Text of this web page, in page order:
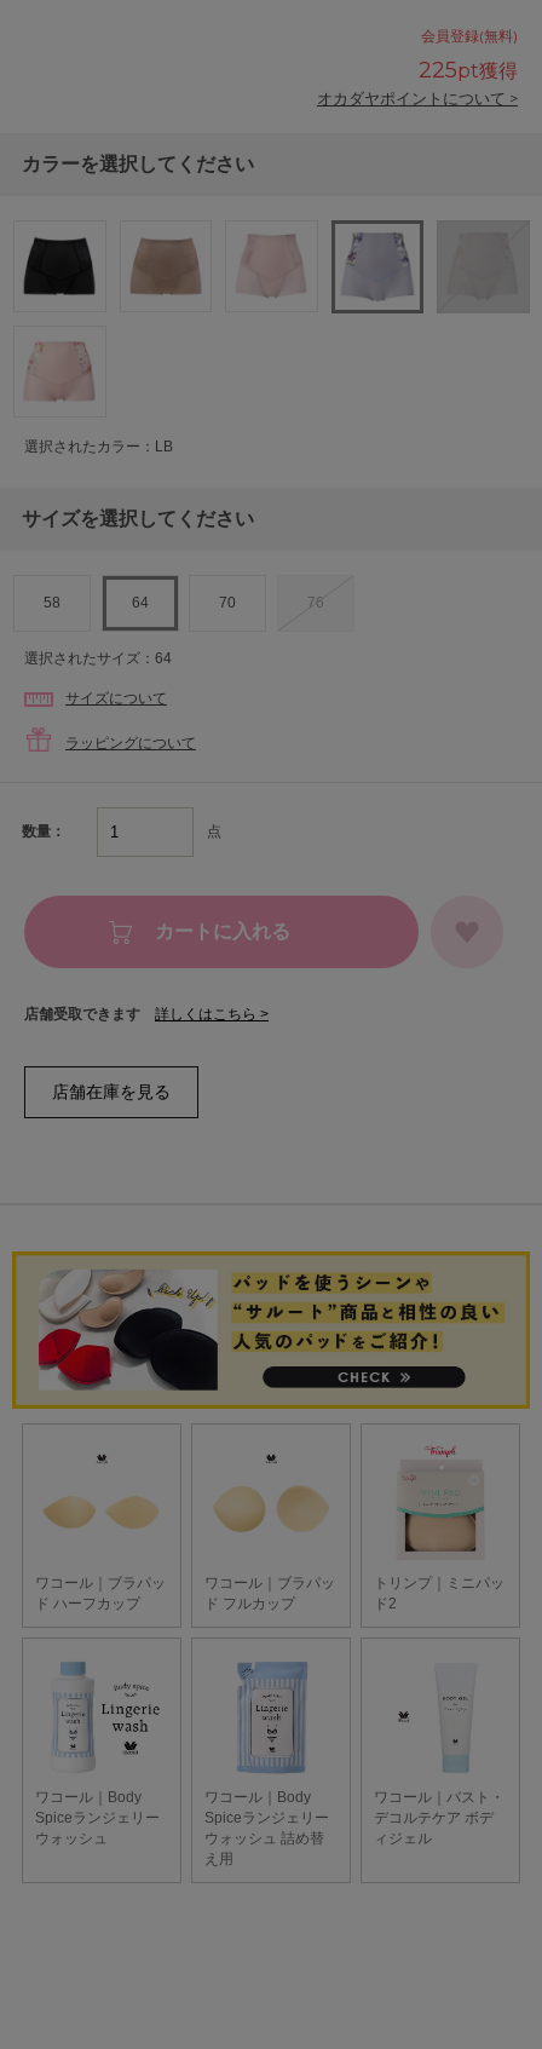
会員登録(無料)
225pt獲得
オカダヤポイントについて >
カラーを選択してください
選択されたカラー：LB
サイズを選択してください
58 64 70 76
選択されたサイズ：64
サイズについて
ラッピングについて
数量： 点
カートに入れる
店舗受取できます 詳しくはこちら >